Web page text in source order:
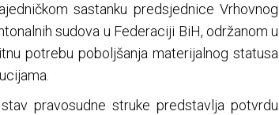
sastanku predsjednice Vrhovnog
sudova u Federaciji BiH, održanom u
potrebu poboljšanja materijalnog statusa
pravosudne struke predstavlja potvrdu